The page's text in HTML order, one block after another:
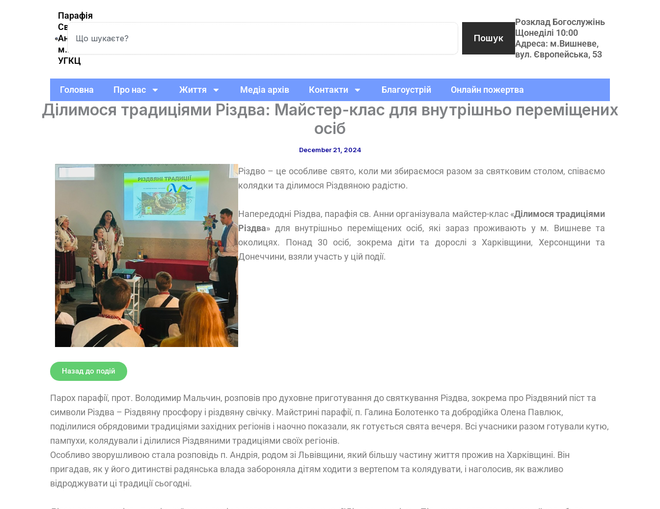
Парафія
Святої
Анни
м.Вишневе
УГКЦ
Search
Пошук
Розклад Богослужінь
Щонеділі 10:00
Адреса: м.Вишневе,
вул. Європейська, 53
Головна Про нас Життя Медіа архів Контакти Благоустрій Онлайн пожертва
Ділимося традиціями Різдва: Майстер-клас для внутрішньо переміщених
осіб
December 21, 2024
Різдво – це особливе свято, коли ми збираємося разом за святковим столом, співаємо
колядки та ділимося Різдвяною радістю.
Напередодні Різдва, парафія св. Анни організувала майстер-клас «Ділимося традиціями
Різдва» для внутрішньо переміщених осіб, які зараз проживають у м. Вишневе та
околицях. Понад 30 осіб, зокрема діти та дорослі з Харківщини, Херсонщини та
Донеччини, взяли участь у цій події.
Назад до подій
Парох парафії, прот. Володимир Мальчин, розповів про духовне приготування до святкування Різдва, зокрема про Різдвяний піст та
символи Різдва – Різдвяну просфору і різдвяну свічку. Майстрині парафії, п. Галина Болотенко та добродійка Олена Павлюк,
поділилися обрядовими традиціями західних регіонів і наочно показали, як готується свята вечеря. Всі учасники разом готували кутю,
пампухи, колядували і ділилися Різдвяними традиціями своїх регіонів.
Особливо зворушливою стала розповідь п. Андрія, родом зі Львівщини, який більшу частину життя прожив на Харківщині. Він
пригадав, як у його дитинстві радянська влада забороняла дітям ходити з вертепом та колядувати, і наголосив, як важливо
відроджувати ці традиції сьогодні.